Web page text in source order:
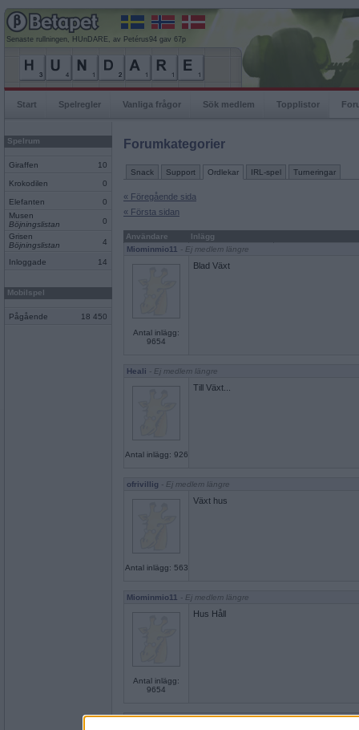
Senaste rullningen, HUnDARE, av Petérus94 gav 67p
Start Spelregler Vanliga frågor Sök medlem Topplistor
Spelrum
Giraffen 10
Krokodilen 0
Elefanten
0
Musen
Böjningslistan
0
Grisen
Böjningslistan
4
Inloggade 14
Mobilspel
Pågående 18 450
Forumkategorier
Snack Support Ordlekar IRL-spel Turneringar
« Föregående sida
« Första sidan
Användare
Inlägg
Miominmio11 - Ej medlem längre
Antal inlägg:
9654
Blad Växt
Heali - Ej medlem längre
Antal inlägg: 926
Till Växt...
ofrivillig - Ej medlem längre
Antal inlägg: 563
Växt hus
Miominmio11 - Ej medlem längre
Antal inlägg:
9654
Hus Håll
Heali- Ej medlem längre